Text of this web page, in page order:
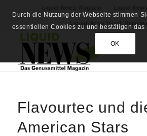
Flavourtec und
American Stars
Durch die Nutzung der Webseite stimmen
essentiellen Cookies zu und bestätigen das
OK